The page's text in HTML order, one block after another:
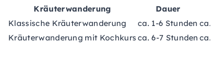
Kräuterwanderung
Dauer
Klassische Kräuterwanderung
ca. 1-6 Stunden ca.
Kräuterwanderung mit Kochkurs ca. 6-7 Stunden ca.